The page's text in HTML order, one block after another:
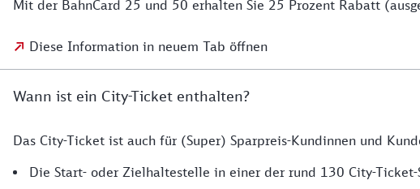
Mit der BahnCard 25 und 50 erhalten Sie 25 Prozent Rabatt
Diese Information in neuem Tab öffnen
Wann ist ein City-Ticket enthalten?
Das City-Ticket ist auch für (Super) Sparpreis-Kundinnen und
Die Start- oder Zielhaltestelle in einer der rund 130 City-